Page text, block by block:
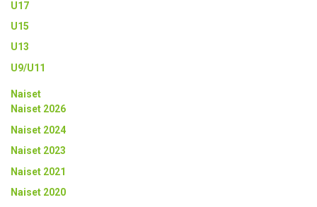
U17
U15
U13
U9/U11
Naiset
Naiset 2026
Naiset 2024
Naiset 2023
Naiset 2021
Naiset 2020